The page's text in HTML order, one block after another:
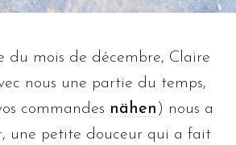
du mois de décembre, Claire
nous une partie du temps,
commandes nähen ) nous a
une petite douceur qui a fait